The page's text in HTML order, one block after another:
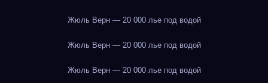
Жюль Верн — 20 000 лье под водой
Жюль Верн — 20 000 лье под водой
Жюль Верн — 20 000 лье под водой